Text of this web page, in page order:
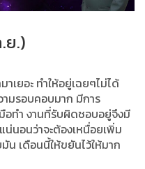
ย.)
าเยอะ ทำให้อยู่เฉยๆไม่ได้
มรอบคอบมาก มีการ
อทำ งานที่รับผิดชอบอยู่จึงมี
นอนว่าจะต้องเหนื่อยเพิ่ม
เดือนนี้ให้ขยันไว้ให้มาก